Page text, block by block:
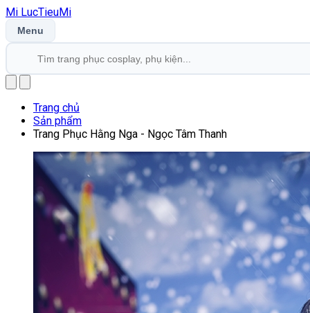
Mi LucTieuMi
Menu
Trang chủ
Sản phẩm
Trang Phục Hằng Nga - Ngọc Tâm Thanh